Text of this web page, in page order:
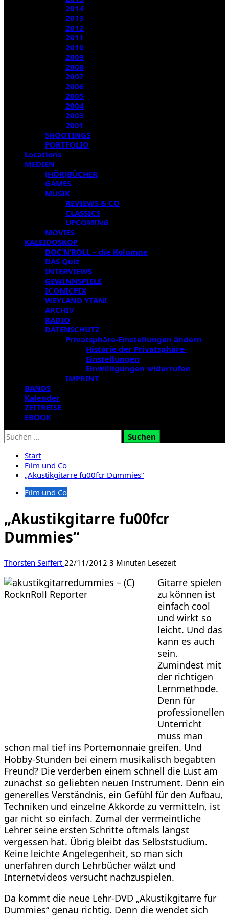
2014
2013
2012
2011
2010
2009
2008
2007
2006
2005
2004
2003
2001
SHOOTINGS
PORTFOLIO
Locations
MEDIEN
(HÖR)BÜCHER
GAMES
MUSIK
REVIEWS & CO
CLASSICS
UPCOMING
MOVIES
KALEIDOSKOP
DOC’N’ROLL – die Kolumne
DAS Quiz
INTERVIEWS
GEWINNSPIELE
ICONICPIX
WEYLAND YTANI
ARCHIV
RADIO
DATENSCHUTZ
Privatsphäre-Einstellungen ändern
Historie der Privatsphäre-
Einstellungen
Einwilligungen widerrufen
IMPRINT
BANDS
Kalender
ZEITREISE
EBOOK
Suchen
nach:
Start
Film und Co
„Akustikgitarre fu00fcr Dummies“
Film und Co
„Akustikgitarre fu00fcr
Dummies“
Thorsten Seiffert 22/11/2012 3 Minuten Lesezeit
Gitarre spielen
zu können ist
einfach cool
und wirkt so
leicht. Und das
kann es auch
sein.
Zumindest mit
der richtigen
Lernmethode.
Denn für
professionellen
Unterricht
muss man
schon mal tief ins Portemonnaie greifen. Und
Hobby-Stunden bei einem musikalisch begabten
Freund? Die verderben einem schnell die Lust am
zunächst so geliebten neuen Instrument. Denn ein
generelles Verständnis, ein Gefühl für den Aufbau,
Techniken und einzelne Akkorde zu vermitteln, ist
gar nicht so einfach. Zumal der vermeintliche
Lehrer seine ersten Schritte oftmals längst
vergessen hat. Übrig bleibt das Selbststudium.
Keine leichte Angelegenheit, so man sich
unerfahren durch Lehrbücher wälzt und
Internetvideos versucht nachzuspielen.
Da kommt die neue Lehr-DVD „Akustikgitarre für
Dummies“ genau richtig. Denn die wendet sich